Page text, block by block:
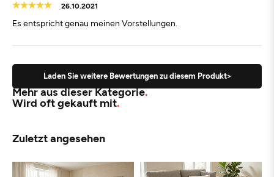
26.10.2021
Es entspricht genau meinen Vorstellungen.
Laden Sie weitere Bewertungen zu diesem Produkt>
Mehr aus dieser Kategorie
Wird oft gekauft mit
Zuletzt angesehen